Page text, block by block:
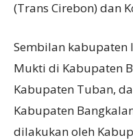
(Trans Cirebon) dan
Sembilan kabupaten
Mukti di Kabupaten
Kabupaten Tuban,
Kabupaten
dilakukan oleh